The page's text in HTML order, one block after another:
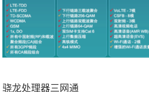
骁龙处理器三网通